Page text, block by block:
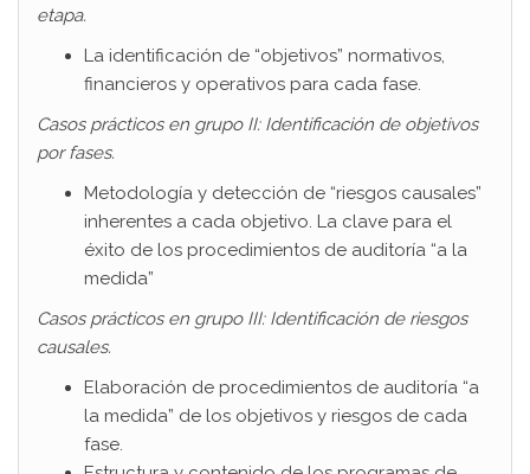
etapa.
La identificación de “objetivos” normativos,
financieros y operativos para cada fase.
Casos prácticos en grupo II: Identificación de objetivos
por fases.
Metodología y detección de “riesgos causales”
inherentes a cada objetivo. La clave para el
éxito de los procedimientos de auditoría “a la
medida”
Casos prácticos en grupo III: Identificación de riesgos
causales.
Elaboración de procedimientos de auditoría “a
la medida” de los objetivos y riesgos de cada
fase.